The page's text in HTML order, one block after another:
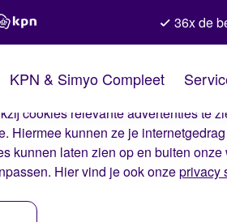
cookies zorgen wij ervoor dat je
cookies relevante advertenties te
Hiermee kunnen ze je
kunnen laten zien op en buiten onze
Hier vind je ook onzeprivacy
36x de
KPN & Simyo Compleet
Start